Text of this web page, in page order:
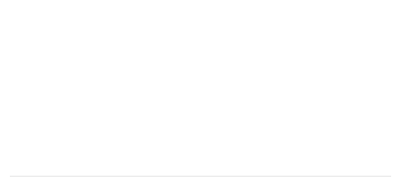
GetAll 的联系方式